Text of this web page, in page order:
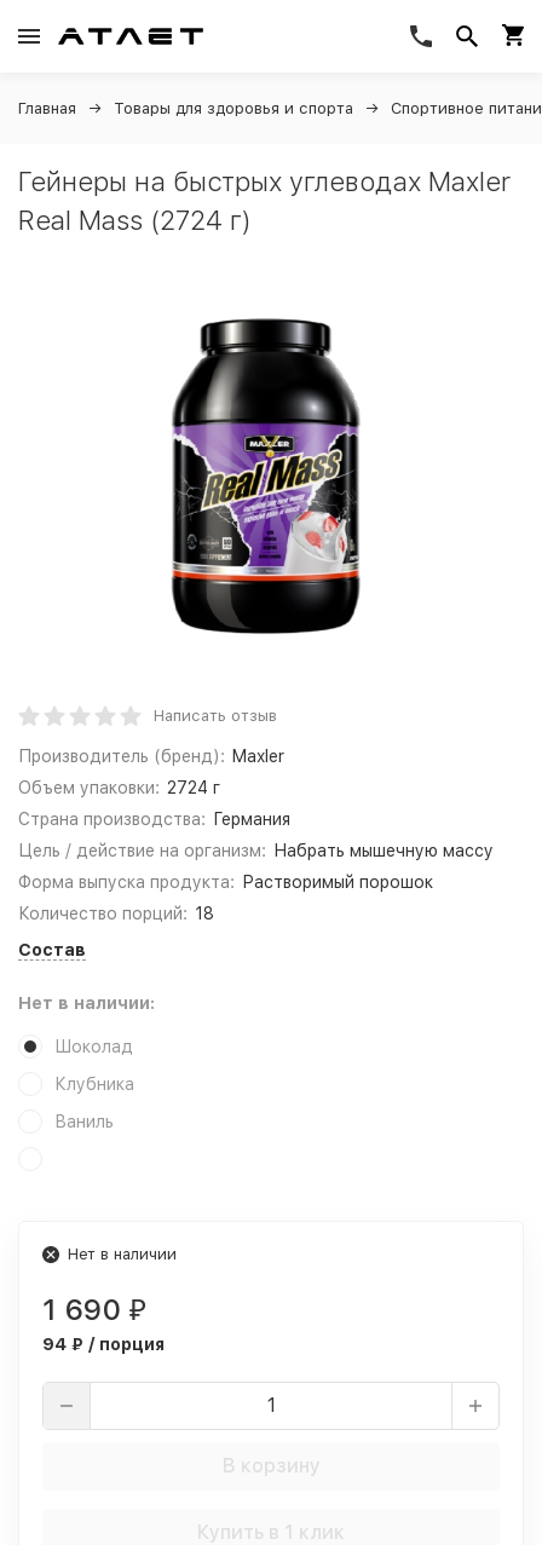
Главная Товары для здоровья и спорта Спортивное
Гейнеры на быстрых углеводах Maxler
Real Mass (2724 г)
Написать отзыв
Производитель (бренд): Maxler
Объем упаковки: 2724 г
Страна производства:
Германия
Цель / действие на организм:
Набрать мышечную массу
Форма выпуска продукта:
Растворимый порошок
Количество порций: 18
Состав
Нет в наличии:
Шоколад
Клубника
Ваниль
Нет в наличии
1 690 ₽
94 ₽ / порция
В корзину
Купить в 1 клик